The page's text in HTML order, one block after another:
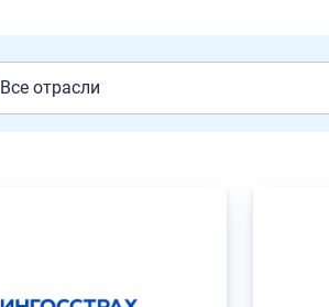
Все отрасли